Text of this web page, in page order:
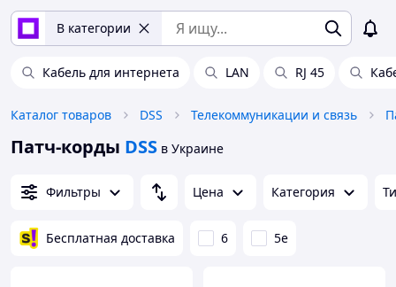
В категории
Кабель для интернета LAN RJ 45
Каталог товаров DSS Телекоммуникации и связь
Патч-корды DSS в Украине
Фильтры Цена Категория
Бесплатная доставка 6 5e